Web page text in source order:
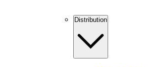
Distribution